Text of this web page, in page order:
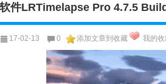
件LRTimelapse Pro 4.7.5
17-02-13 0 添加文章到收藏 我的